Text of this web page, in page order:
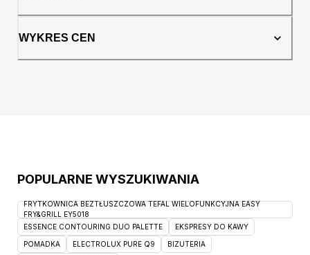
WYKRES CEN
POPULARNE WYSZUKIWANIA
FRYTKOWNICA BEZTŁUSZCZOWA TEFAL WIELOFUNKCYJNA EASY
FRY&GRILL EY5018
ESSENCE CONTOURING DUO PALETTE
EKSPRESY DO KAWY
POMADKA ELECTROLUX PURE Q9 BIZUTERIA